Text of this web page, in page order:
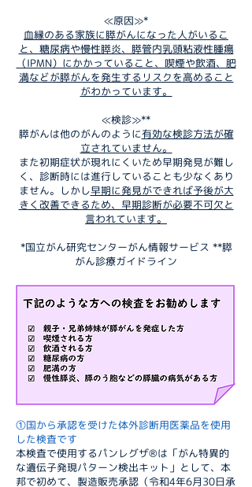
≪原因≫*
血縁のある家族に膵がんになった人がいるこ
と、糖尿病や慢性膵炎、膵管内乳頭粘液性腫瘍
（IPMN）にかかっていること、喫煙や飲酒、肥
満などが膵がんを発生するリスクを高めること
がわかっています。
≪検診≫**
膵がんは他のがんのように有効な検診方法が確
立されていません。
また初期症状が現れにくいため早期発見が難し
く、診断時には進行していることも少なくあり
ません。しかし早期に発見ができれば予後が大
きく改善できるため、早期診断が必要不可欠と
言われています。
*国立がん研究センターがん情報サービス **膵
がん診療ガイドライン
①国から承認を受けた体外診断用医薬品を使用
した検査です
本検査で使用するパンレグザ®は「がん特異的
な遺伝子発現パターン検出キット」として、本
邦で初めて、製造販売承認（令和4年6月30日承